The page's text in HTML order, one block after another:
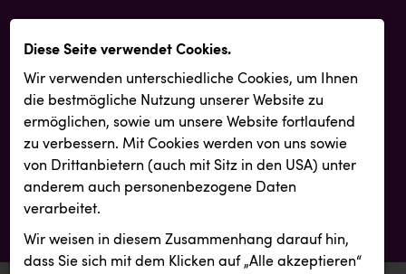
Diese Seite verwendet Cookies.
Wir verwenden unterschiedliche Cookies, um Ihnen
die best­mögliche Nutzung unserer Website zu
ermöglichen, sowie um unsere Website fortlaufend
zu verbessern. Mit Cookies werden von uns sowie
von Drittanbietern (auch mit Sitz in den USA) unter
anderem auch personenbezogene Daten
verarbeitet.
Wir weisen in diesem Zusammenhang darauf hin,
dass Sie sich mit dem Klicken auf „Alle akzeptieren“